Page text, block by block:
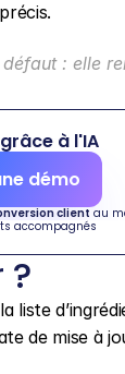
: elle
à l'IA
démo
client au
accompagnés
de mise à